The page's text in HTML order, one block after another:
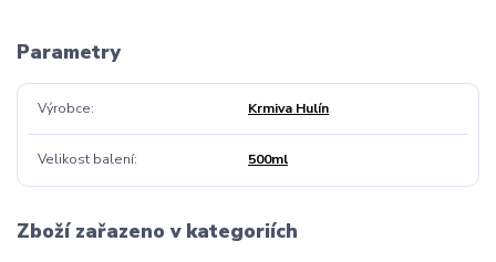
Parametry
Výrobce Krmiva Hulín
Velikost balení 500ml
Zboží zařazeno v kategoriích